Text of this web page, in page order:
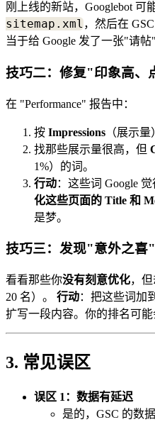
刚上线的新站，Googlebot 可
sitemap.xml ，然后在
当于给 Google 发了一张"请帖"
技巧二：修复"印象高、
在 "Performance" 报告中：
按 Impressions （展示量
找那些展示量很高，但
1%）的词。
行动：这些词 Google
化这些页面的 Title 和
是梦。
技巧三：发现"意外之
看看那些你没有刻意优化，
20 名）。 行动：把这些词加
扩写一段内容。你的排名可能
3. 常见误区
误区 1：数据有延迟
是的，GSC 的数